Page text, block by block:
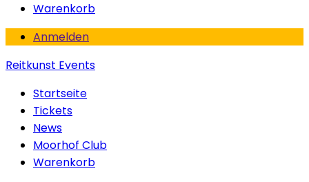
Warenkorb
Anmelden
Reitkunst Events
Startseite
Tickets
News
Moorhof Club
Warenkorb